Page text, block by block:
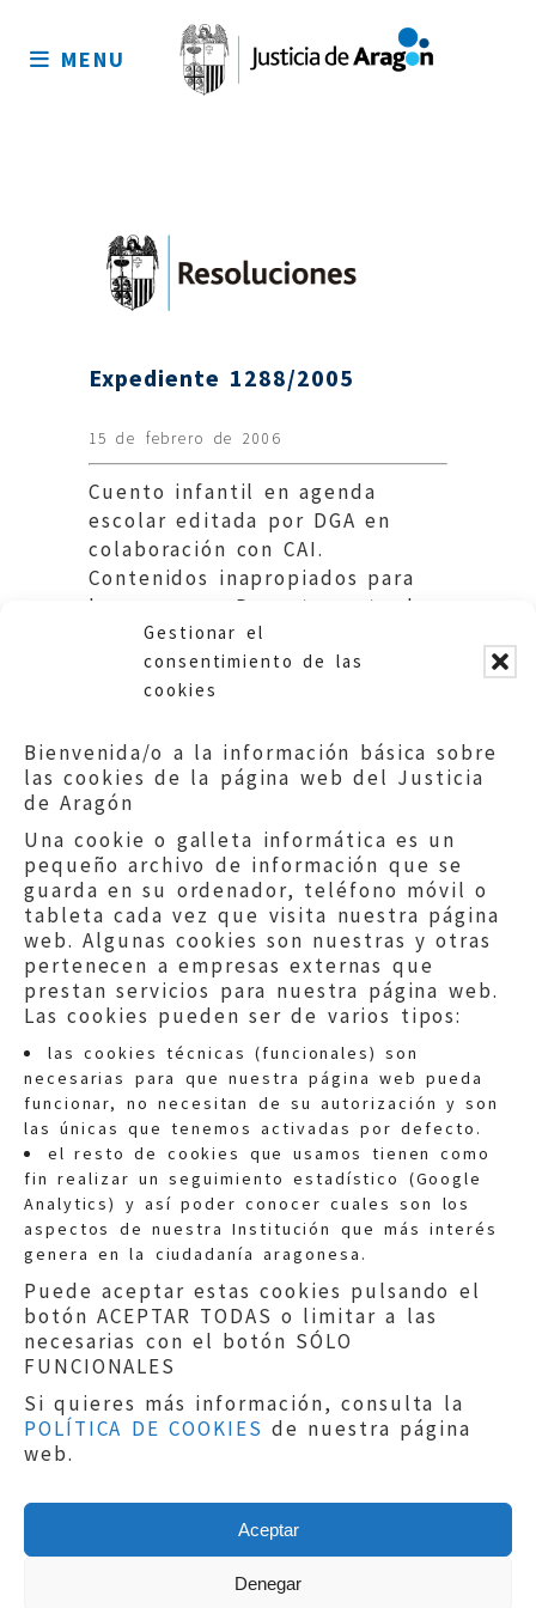
Gestionar el
consentimiento de las
cookies
Bienvenida/o a la información básica sobre
las cookies de la página web del Justicia
de Aragón
Una cookie o galleta informática es un
pequeño archivo de información que se
guarda en su ordenador, teléfono móvil o
tableta cada vez que visita nuestra página
web. Algunas cookies son nuestras y otras
pertenecen a empresas externas que
prestan servicios para nuestra página web.
Las cookies pueden ser de varios tipos:
las cookies técnicas (funcionales) son
necesarias para que nuestra página web pueda
funcionar, no necesitan de su autorización y son
las únicas que tenemos activadas por defecto.
el resto de cookies que usamos tienen como
fin realizar un seguimiento estadístico (Google
Analytics) y así poder conocer cuales son los
aspectos de nuestra Institución que más interés
genera en la ciudadanía aragonesa.
Puede aceptar estas cookies pulsando el
botón ACEPTAR TODAS o limitar a las
necesarias con el botón SÓLO
FUNCIONALES
Si quieres más información, consulta la
POLÍTICA DE COOKIES de nuestra página
web.
Aceptar
Denegar
sitio
MENU
Expediente 1288/2005
15 de febrero de 2006
Cuento infantil en agenda
escolar editada por DGA en
colaboración con CAI.
Contenidos inapropiados para
los menores. Departamento de
Educación. DGA.
Quejas:quejas@eljusticiadearagon.es
Información general:
informacion@eljusticiadearagon.es
Teléfonos:900 210 210/
Aviso legal|Política de privacidad|
Protección de Datos
Política de cookies
Copyright © 2019El Justicia de Aragón|
Sephor Consulting